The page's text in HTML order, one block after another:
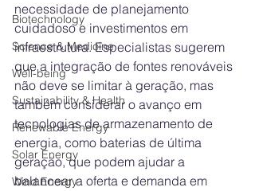
Biotechnology
Science & Medicine
Well-being
Sustainability & Health
Renewable Energy
Solar Energy
Wind Energy
necessidade de planejamento
cuidadoso e investimentos em
infraestrutura. Especialistas sugerem
que a integração de fontes renováveis
não deve se limitar à geração, mas
também considerar o avanço em
tecnologias de armazenamento de
energia, como baterias de última
geração, que podem ajudar a
balancear a oferta e demanda em